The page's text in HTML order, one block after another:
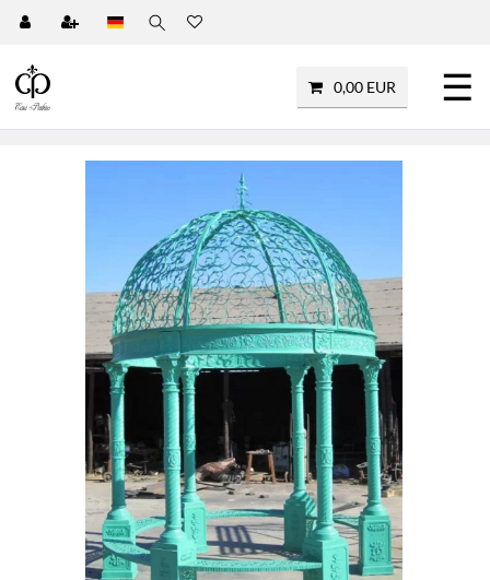
0,00 EUR ☰